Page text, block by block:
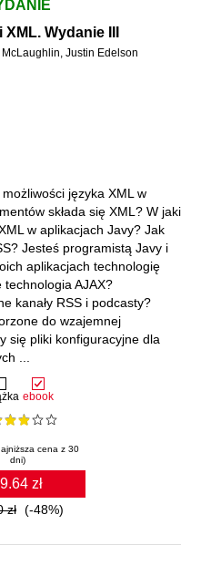
XML. Wydanie III
McLaughlin, Justin Edelson
ebook
cena z 30
dni)
zł
zł (-48%)
języka XML w
składa się XML? W jaki
w aplikacjach Javy? Jak
Jesteś programistą Javy i
aplikacjach technologię
technologia AJAX?
kanały RSS i podcasty?
do wzajemnej
się pliki konfiguracyjne dla
...